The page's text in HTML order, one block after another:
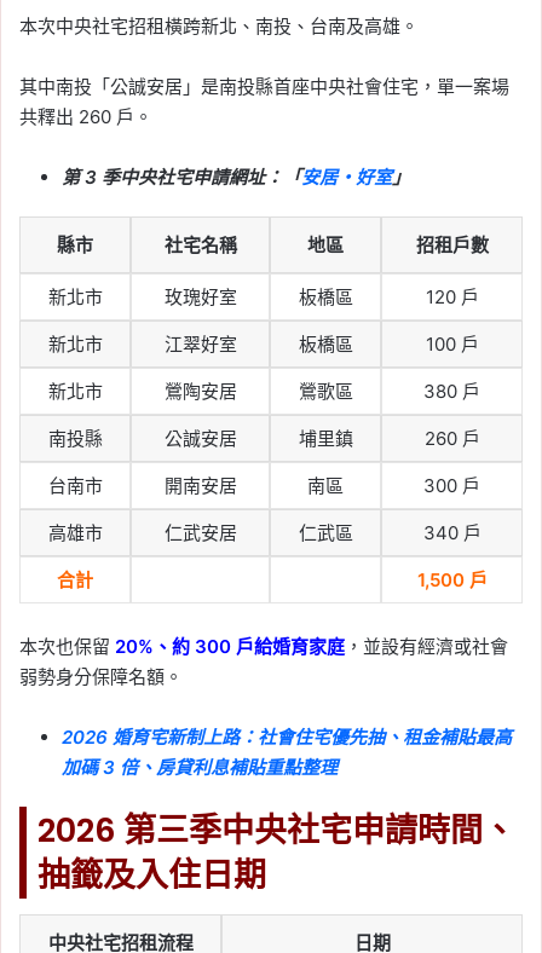
本次中央社宅招租橫跨新北、南投、台南及高雄。
其中南投「公誠安居」是南投縣首座中央社會住宅，單一案場
共釋出 260 戶。
第 3 季中央社宅申請網址：「安居・好室」
縣市 社宅名稱 地區 招租戶數
新北市 玫瑰好室 板橋區 120 戶
新北市 江翠好室 板橋區 100 戶
新北市 鶯陶安居 鶯歌區 380 戶
南投縣 公誠安居 埔里鎮 260 戶
台南市 開南安居 南區 300 戶
高雄市 仁武安居 仁武區 340 戶
合計 1,500 戶
本次也保留 20%、約 300 戶給婚育家庭 ，並設有經濟或社會
弱勢身分保障名額。
2026 婚育宅新制上路：社會住宅優先抽、租金補貼最高
加碼 3 倍、房貸利息補貼重點整理
2026 第三季中央社宅申請時間、
抽籤及入住日期
中央社宅招租流程 日期